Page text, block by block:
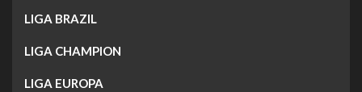
LIGA BRAZIL
LIGA CHAMPION
LIGA EUROPA